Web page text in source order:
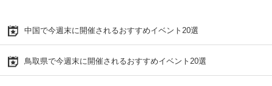
中国で今週末に開催されるおすすめイベント20選
鳥取県で今週末に開催されるおすすめイベント20選